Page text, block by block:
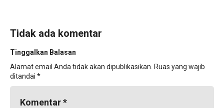
Tidak ada komentar
Tinggalkan Balasan
Alamat email Anda tidak akan dipublikasikan. Ruas yang wajib
ditandai *
Komentar*